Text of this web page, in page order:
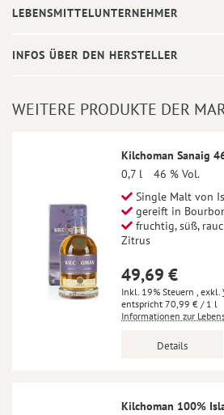
LEBENSMITTELUNTERNEHMER
INFOS ÜBER DEN HERSTELLER
WEITERE PRODUKTE DER
Kilchoman Sanaig
0,7 l
46 % Vol.
Single Malt von
gereift in
fruchtig, süß,
Zitrus
49,69 €
Inkl. 19% Steuern , exkl.
70,99 € / 1 l
Informationen zur
Details
Kilchoman 100%